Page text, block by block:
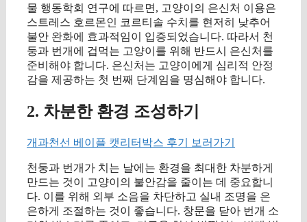
물 행동학회 연구에 따르면, 고양이의 은신처 이용은
스트레스 호르몬인 코르티솔 수치를 현저히 낮추어
불안 완화에 효과적임이 입증되었습니다. 따라서 천
둥과 번개에 겁먹는 고양이를 위해 반드시 은신처를
준비해야 합니다. 은신처는 고양이에게 심리적 안정
감을 제공하는 첫 번째 단계임을 명심해야 합니다.
2. 차분한 환경 조성하기
개과천선 베이플 캣리터박스 후기 보러가기
천둥과 번개가 치는 날에는 환경을 최대한 차분하게
만드는 것이 고양이의 불안감을 줄이는 데 중요합니
다. 이를 위해 외부 소음을 차단하고 실내 조명을 은
은하게 조절하는 것이 좋습니다. 창문을 닫아 번개 소